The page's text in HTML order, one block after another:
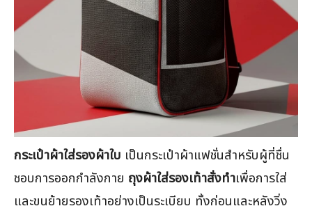
กระเป๋าผ้าใส่รองผ้าใบ เป็นกระเป๋าผ้าแฟชั่นสำหรับผู้ที่ชื่น
ชอบการออกกำลังกาย ถุงผ้าใส่รองเท้าสั่งทำเพื่อการใส่
และขนย้ายรองเท้าอย่างเป็นระเบียบ ทั้งก่อนและหลังวิ่ง